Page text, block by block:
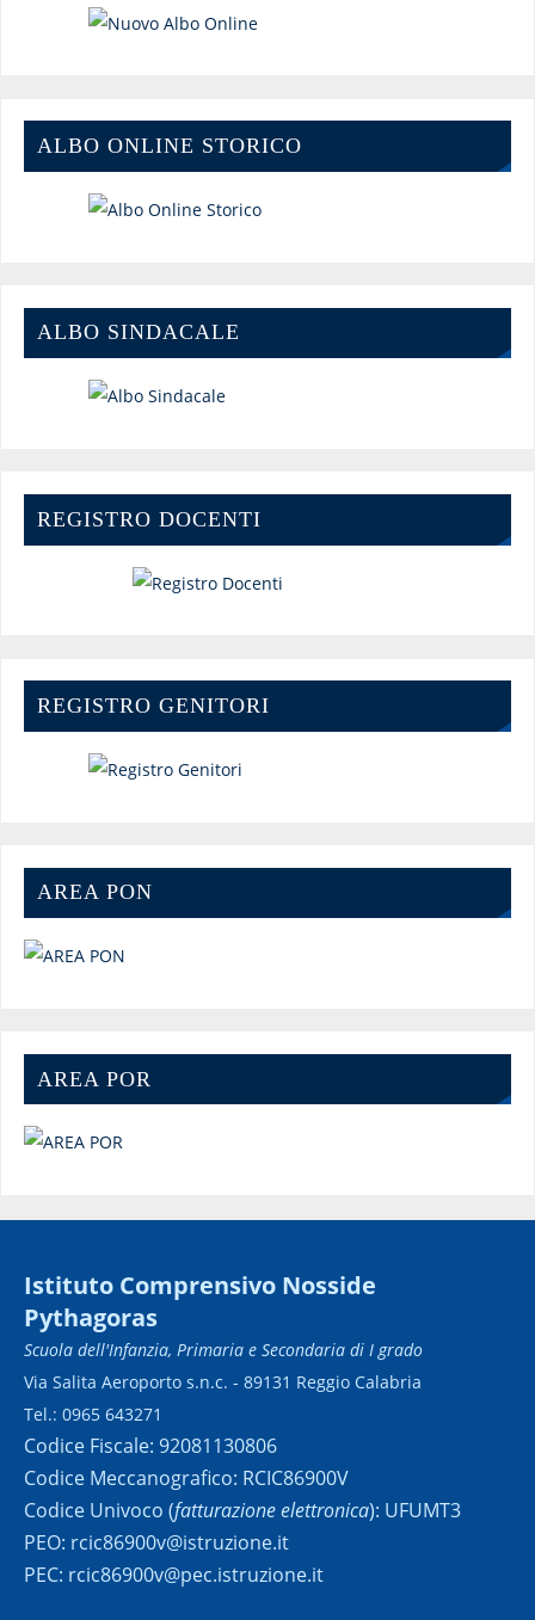
ALBO ONLINE STORICO
ALBO SINDACALE
REGISTRO DOCENTI
REGISTRO GENITORI
AREA PON
AREA POR
Istituto Comprensivo Nosside
Pythagoras
Scuola dell'Infanzia, Primaria e Secondaria di I grado
Via Salita Aeroporto s.n.c. - 89131 Reggio Calabria
Tel.: 0965 643271
Codice Fiscale: 92081130806
Codice Meccanografico: RCIC86900V
Codice Univoco (fatturazione elettronica): UFUMT3
PEO: rcic86900v@istruzione.it
PEC: rcic86900v@pec.istruzione.it